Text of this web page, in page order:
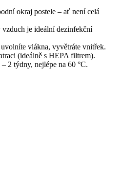
okraj postele – ať není celá
je ideální dezinfekční
vlákna, vyvětráte vnitřek.
(ideálně s HEPA filtrem).
2 týdny, nejlépe na 60 °C.